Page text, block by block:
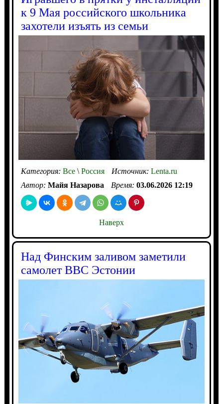
к 9 Мая российского школьника
захотели изъять из семьи
Категория: Все\Россия Источник: Lenta.ru
Автор: Майя Назарова Время: 03.06.2026 12:19
Наверх
Над Финским заливом заметили
самолет ВВС Эстонии